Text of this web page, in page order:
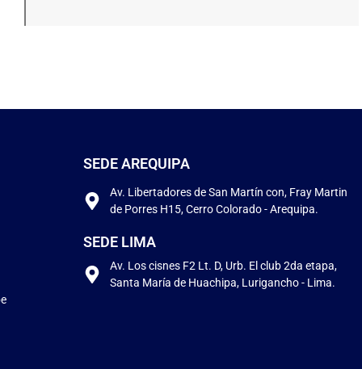
SEDE AREQUIPA
Av. Libertadores de San Martín con, Fray Martin
de Porres H15, Cerro Colorado - Arequipa.
SEDE LIMA
Av. Los cisnes F2 Lt. D, Urb. El club 2da etapa,
Santa María de Huachipa, Lurigancho - Lima.